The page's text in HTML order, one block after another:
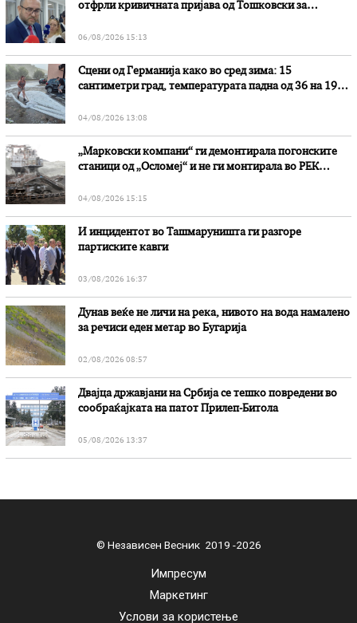
отфрли кривичната пријава од Тошковски за
06/08/2026 15:13
Сцени од Германија како во сред зима: 15
сантиметри град, температурата падна од 36 на 19
04/08/2026 13:08
„Марковски компани“ ги демонтирала погонските
станици од „Осломеј“ и не ги монтирала во РЕК
04/08/2026 15:15
И инцидентот во Ташмаруништa ги разгоре
партиските кавги
03/08/2026 16:37
Дунав веќе не личи на река, нивото на вода намалено
за речиси еден метар во Бугарија
02/08/2026 08:57
Двајца државјани на Србија се тешко повредени во
сообраќајката на патот Прилеп-Битола
05/08/2026 13:37
© Независен Весник 2019 -2026
Импресум
Маркетинг
Услови за користење